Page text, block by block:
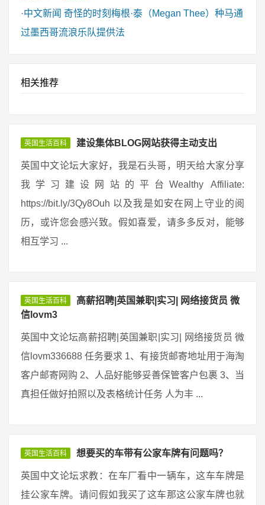
·中文新闻 奇怪的时刻梅根·泰（Megan Thee）种马通
过墨西哥流浪乐队提供法
相关推荐
英国生活百科 建设集体BLOG网站获得主动支出
英国中文论坛大家好，我是石头哥，明天给大家分享
我学习建设网站的平台Wealthy Affiliate:
https://bit.ly/3Qy8Ouh 以及我是如安在网上守业的阅
历，或许您会感兴致。假如喜爱，请多多反对，能够
相互学习 ...
英国生活百科
高薪招聘|英国兼职|实习| 网络接货员 微
信lovm3
英国中文论坛高薪招聘|英国兼职|实习| 网络接货员 微
信lovm336688 任务要求 1、有接货邮寄地址用于海淘
客户邮寄网购 2、人品好能够妥善保管客户包裹 3、当
真担任做好拍照以及表格统计任务 人为丰 ...
英国生活百科 想要买的车带有公家车牌有问题吗？
英国中文论坛求教：在车厂看中一辆车，这车车牌是
挂公家车牌。请问假如我买了这车那这公家车牌也就